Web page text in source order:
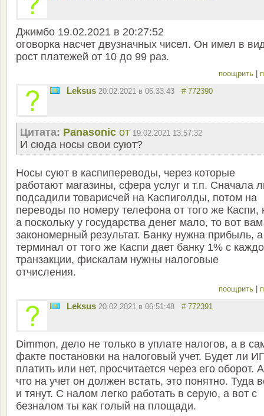
Джимбо 19.02.2021 в 20:27:52
оговорка насчет двузначных чисел. Он имел в
рост платежей от 10 до 99 раз.
поощрить
Leksus 20.02.2021 в 06:33:43 # 772390
Цитата: Panasonic от 19.02.2021 13:57:32
И сюда носы свои суют?
Носы суют в каспипереводы, через которые
работают магазины, сфера услуг и т.п. Сначала
подсадили товарисчей на Каспиголды, потом на
переводы по номеру телефона от того же Каспи,
а поскольку у государства денег мало, то вот вам
закономерный результат. Банку нужна прибыль, а
терминал от того же Каспи дает банку 1% с
транзакции, фискалам нужны налоговые
отчисления.
поощрить
Leksus 20.02.2021 в 06:51:48 # 772391
Dimmon, дело не только в уплате налогов, а в
факте постановки на налоговый учет. Будет ли
платить или нет, просчитается через его оборот.
что на учет он должен встать, это понятно. Туда
и тянут. С налом легко работать в серую, а вот с
безналом ты как голый на площади.